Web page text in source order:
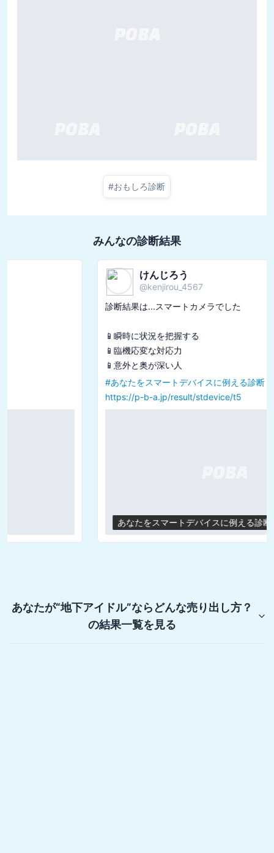
#おもしろ診断
みんなの診断結果
kenjirou_4567
診断結果は...スマートカメラでした
📱瞬時に状況を把握する
あなたをスマートデバイスに例える診断
https://p-b-a.jp/result/stdevice/t5
あなたをスマートデバイスに例える診断
あなたが“地下アイドル”ならどんな売り出し方？
の結果一覧を見る